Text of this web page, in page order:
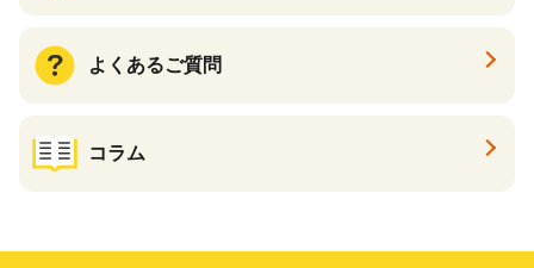
よくあるご質問
コラム